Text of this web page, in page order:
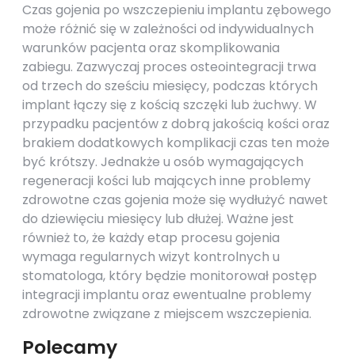
Czas gojenia po wszczepieniu implantu zębowego
może różnić się w zależności od indywidualnych
warunków pacjenta oraz skomplikowania
zabiegu. Zazwyczaj proces osteointegracji trwa
od trzech do sześciu miesięcy, podczas których
implant łączy się z kością szczęki lub żuchwy. W
przypadku pacjentów z dobrą jakością kości oraz
brakiem dodatkowych komplikacji czas ten może
być krótszy. Jednakże u osób wymagających
regeneracji kości lub mających inne problemy
zdrowotne czas gojenia może się wydłużyć nawet
do dziewięciu miesięcy lub dłużej. Ważne jest
również to, że każdy etap procesu gojenia
wymaga regularnych wizyt kontrolnych u
stomatologa, który będzie monitorował postęp
integracji implantu oraz ewentualne problemy
zdrowotne związane z miejscem wszczepienia.
Polecamy